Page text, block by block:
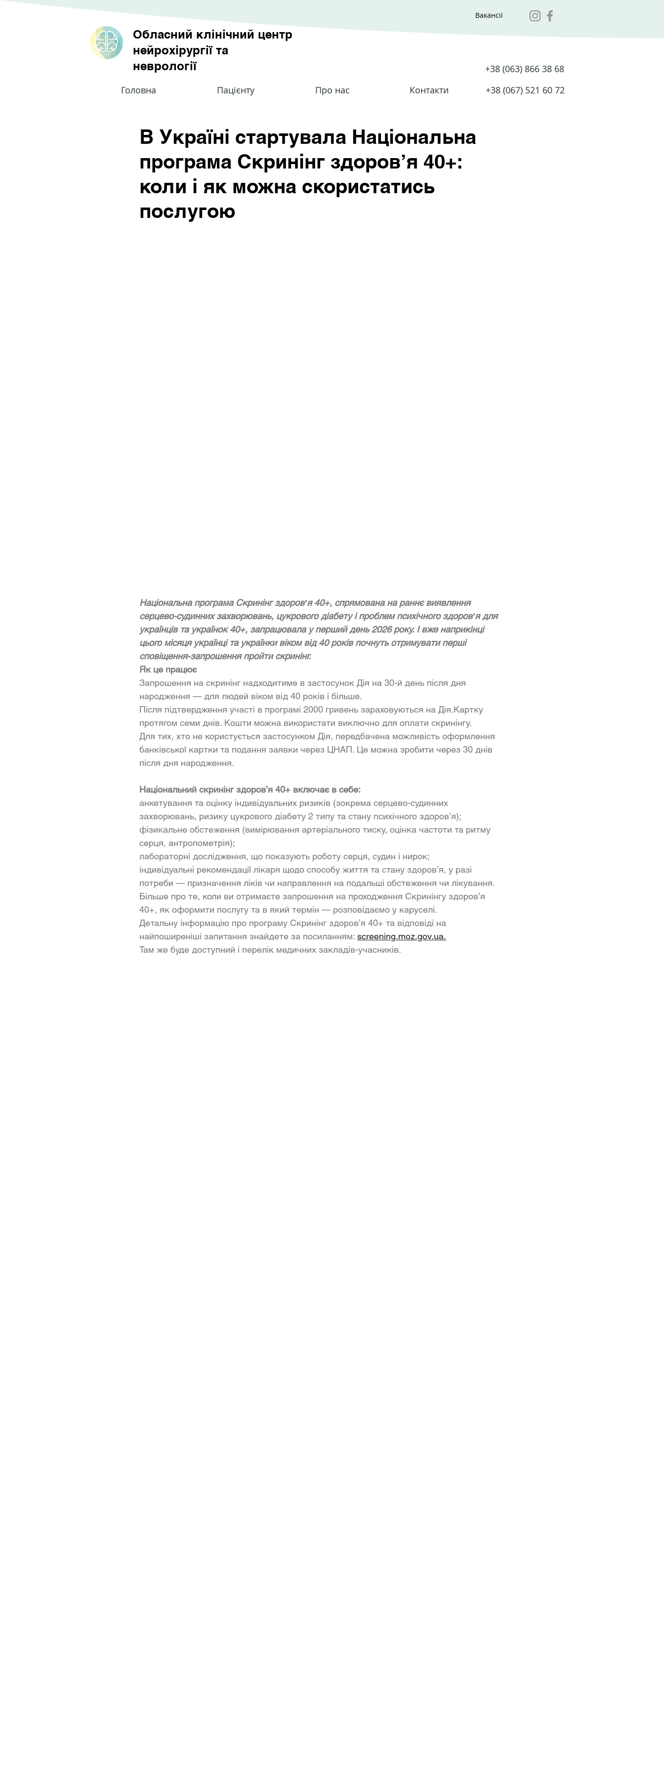
Обласний клінічний центр
нейрохірургії та
неврології
Вакансії
+38 (063) 866 38 68
Головна
Пацієнту Про нас Контакти +38 (067) 521 60 72
В Україні стартувала Національна
програма Скринінг здоров’я 40+:
коли і як можна скористатись
послугою
Національна програма Скринінг здоровʼя 40+, спрямована на раннє виявлення
серцево-судинних захворювань, цукрового діабету і проблем психічного здоровʼя для
українців та українок 40+, запрацювала у перший день 2026 року. І вже наприкінці
цього місяця українці та українки віком від 40 років почнуть отримувати перші
сповіщення-запрошення пройти скринінг.
Як це працює
Запрошення на скринінг надходитиме в застосунок Дія на 30-й день після дня
народження — для людей віком від 40 років і більше.
Після підтвердження участі в програмі 2000 гривень зараховуються на Дія.Картку
протягом семи днів. Кошти можна використати виключно для оплати скринінгу.
Для тих, хто не користується застосунком Дія, передбачена можливість оформлення
банківської картки та подання заявки через ЦНАП. Це можна зробити через 30 днів
після дня народження.
Національний скринінг здоров’я 40+ включає в себе:
анкетування та оцінку індивідуальних ризиків (зокрема серцево-судинних
захворювань, ризику цукрового діабету 2 типу та стану психічного здоров’я);
фізикальне обстеження (вимірювання артеріального тиску, оцінка частоти та ритму
серця, антропометрія);
лабораторні дослідження, що показують роботу серця, судин і нирок;
індивідуальні рекомендації лікаря щодо способу життя та стану здоров’я, у разі
потреби — призначення ліків чи направлення на подальші обстеження чи лікування.
Більше про те, коли ви отримаєте запрошення на проходження Скринінгу здоров’я
40+, як оформити послугу та в який термін — розповідаємо у каруселі.
Детальну інформацію про програму Скринінг здоров’я 40+ та відповіді на
найпоширеніші запитання знайдете за посиланням: screening.moz.gov.ua.
Там же буде доступний і перелік медичних закладів-учасників.